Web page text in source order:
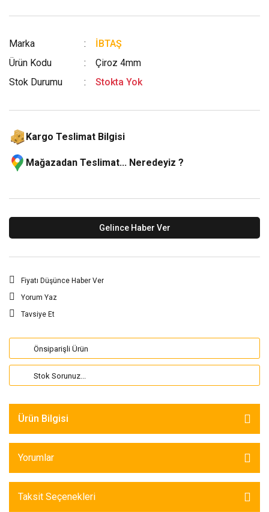
Marka
İBTAŞ
Ürün Kodu
Çiroz 4mm
Stok Durumu
Stokta Yok
Kargo Teslimat Bilgisi
Mağazadan Teslimat... Neredeyiz ?
Gelince Haber Ver
Fiyatı Düşünce Haber Ver
Yorum Yaz
Tavsiye Et
Önsiparişli Ürün
Stok Sorunuz...
Ürün Bilgisi
Yorumlar
Taksit Seçenekleri